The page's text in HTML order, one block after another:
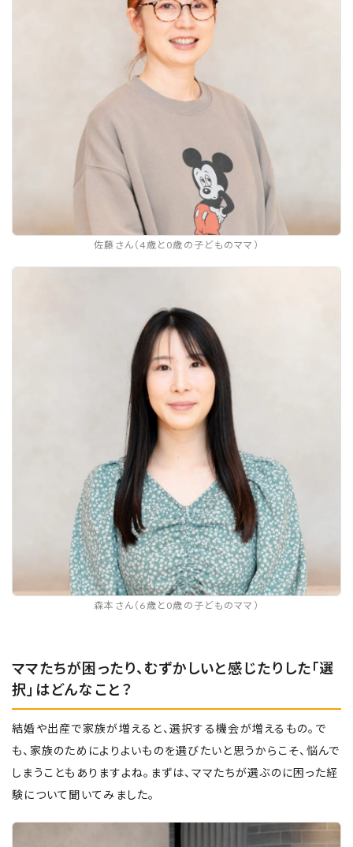
佐藤さん（4歳と0歳の子どものママ）
森本さん（6歳と0歳の子どものママ）
ママたちが困ったり、むずかしいと感じたりした「選
択」はどんなこと？
結婚や出産で家族が増えると、選択する機会が増えるもの。で
も、家族のためによりよいものを選びたいと思うからこそ、悩んで
しまうこともありますよね。まずは、ママたちが選ぶのに困った経
験について聞いてみました。